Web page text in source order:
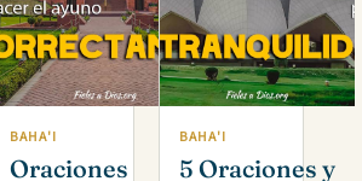
BAHA'I
Oraciones
BAHA'I
5 Oraciones y